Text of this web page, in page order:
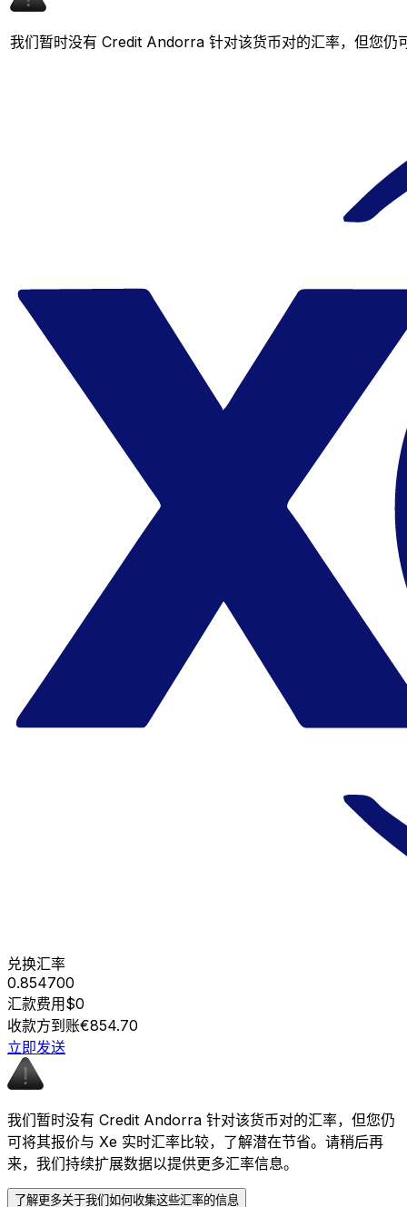
我们暂时没有 Credit Andorra 针对该货币对的汇率，但您仍
兑换汇率
0.854700
汇款费用$0
收款方到账€854.70
立即发送
我们暂时没有 Credit Andorra 针对该货币对的汇率，但您仍
可将其报价与 Xe 实时汇率比较，了解潜在节省。请稍后再
来，我们持续扩展数据以提供更多汇率信息。
了解更多关于我们如何收集这些汇率的信息